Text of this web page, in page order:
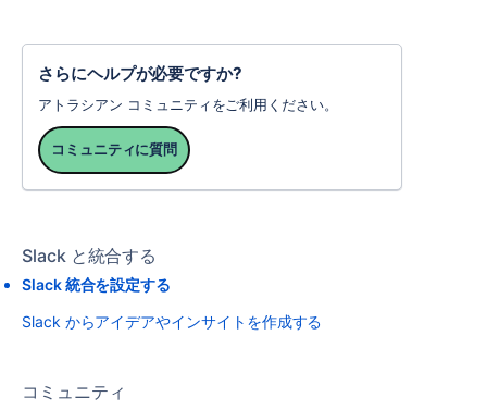
さらにヘルプが必要ですか?
アトラシアン コミュニティをご利用ください。
コミュニティに質問
Slack と統合する
Slack 統合を設定する
Slack からアイデアやインサイトを作成する
コミュニティ